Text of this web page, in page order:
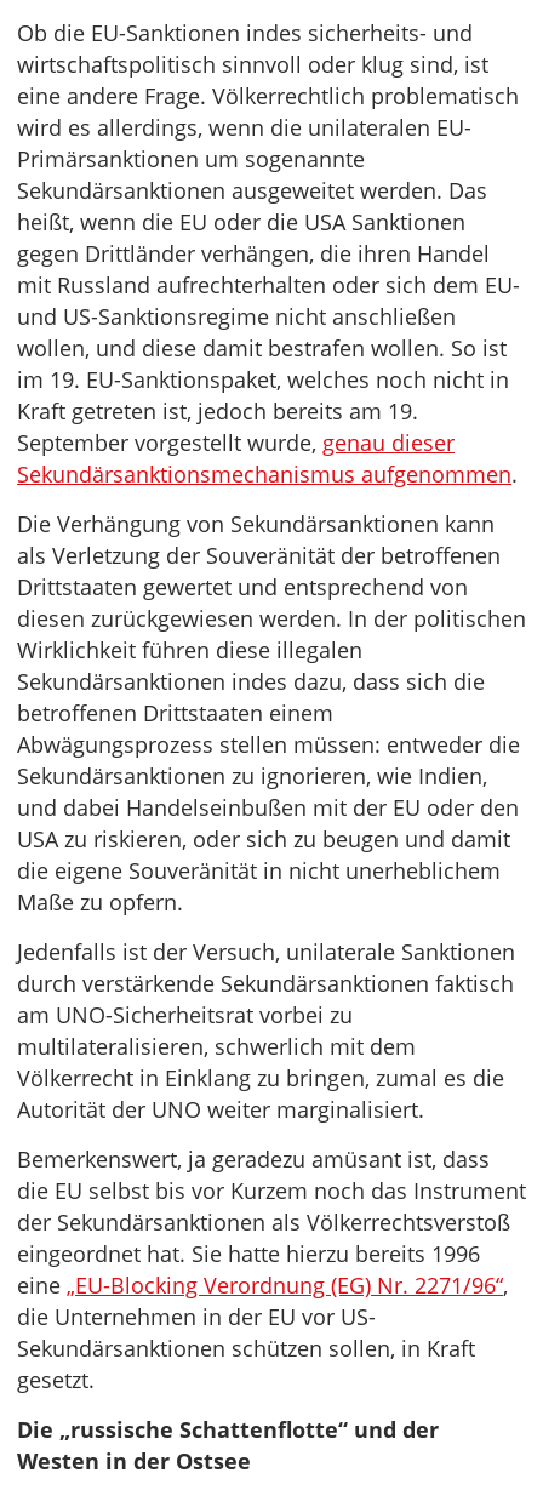
Ob die EU-Sanktionen indes sicherheits- und
wirtschaftspolitisch sinnvoll oder klug sind, ist
eine andere Frage. Völkerrechtlich problematisch
wird es allerdings, wenn die unilateralen EU-
Primärsanktionen um sogenannte
Sekundärsanktionen ausgeweitet werden. Das
heißt, wenn die EU oder die USA Sanktionen
gegen Drittländer verhängen, die ihren Handel
mit Russland aufrechterhalten oder sich dem EU-
und US-Sanktionsregime nicht anschließen
wollen, und diese damit bestrafen wollen. So ist
im 19. EU-Sanktionspaket, welches noch nicht in
Kraft getreten ist, jedoch bereits am 19.
September vorgestellt wurde, genau dieser
Sekundärsanktionsmechanismus aufgenommen.
Die Verhängung von Sekundärsanktionen kann
als Verletzung der Souveränität der betroffenen
Drittstaaten gewertet und entsprechend von
diesen zurückgewiesen werden. In der politischen
Wirklichkeit führen diese illegalen
Sekundärsanktionen indes dazu, dass sich die
betroffenen Drittstaaten einem
Abwägungsprozess stellen müssen: entweder die
Sekundärsanktionen zu ignorieren, wie Indien,
und dabei Handelseinbußen mit der EU oder den
USA zu riskieren, oder sich zu beugen und damit
die eigene Souveränität in nicht unerheblichem
Maße zu opfern.
Jedenfalls ist der Versuch, unilaterale Sanktionen
durch verstärkende Sekundärsanktionen faktisch
am UNO-Sicherheitsrat vorbei zu
multilateralisieren, schwerlich mit dem
Völkerrecht in Einklang zu bringen, zumal es die
Autorität der UNO weiter marginalisiert.
Bemerkenswert, ja geradezu amüsant ist, dass
die EU selbst bis vor Kurzem noch das Instrument
der Sekundärsanktionen als Völkerrechtsverstoß
eingeordnet hat. Sie hatte hierzu bereits 1996
eine „EU-Blocking Verordnung (EG) Nr. 2271/96“,
die Unternehmen in der EU vor US-
Sekundärsanktionen schützen sollen, in Kraft
gesetzt.
Die „russische Schattenflotte“ und der
Westen in der Ostsee